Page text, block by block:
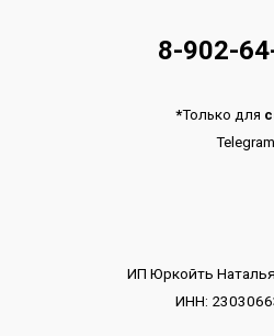
8-902-
*Только для
Telegram
ИП Юркойть
ИНН: